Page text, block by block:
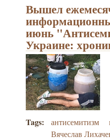
Вышел
июнь
Украине:
Tags: антисемитизм
Вячеслав